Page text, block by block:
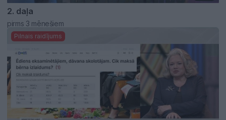
2. daļa
pirms 3 mēnešiem
Pilnais raidījums